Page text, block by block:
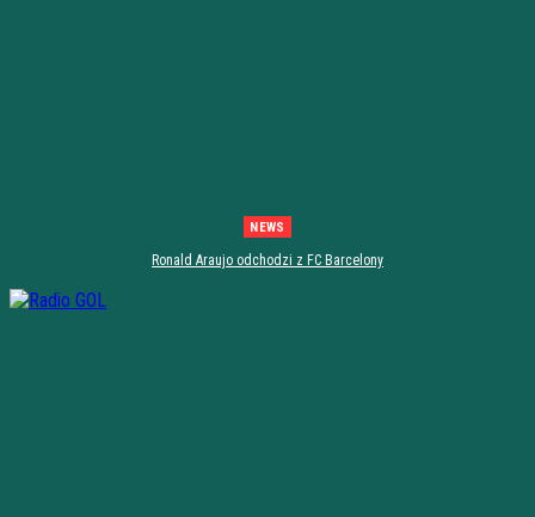
NEWS
Ronald Araujo odchodzi z FC Barcelony